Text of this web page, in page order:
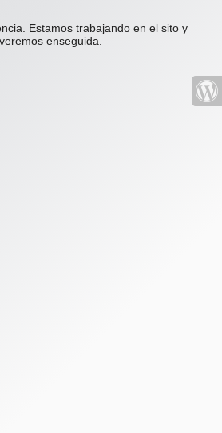
Estamos trabajando en el sito y
enseguida.